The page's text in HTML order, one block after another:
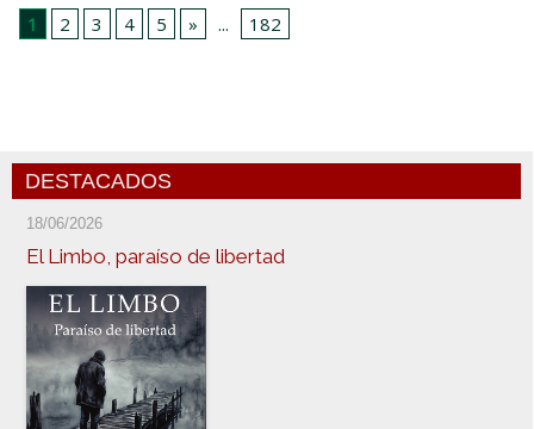
1
2 3 4 5 » ... 182
DESTACADOS
18/06/2026
El Limbo, paraíso de libertad